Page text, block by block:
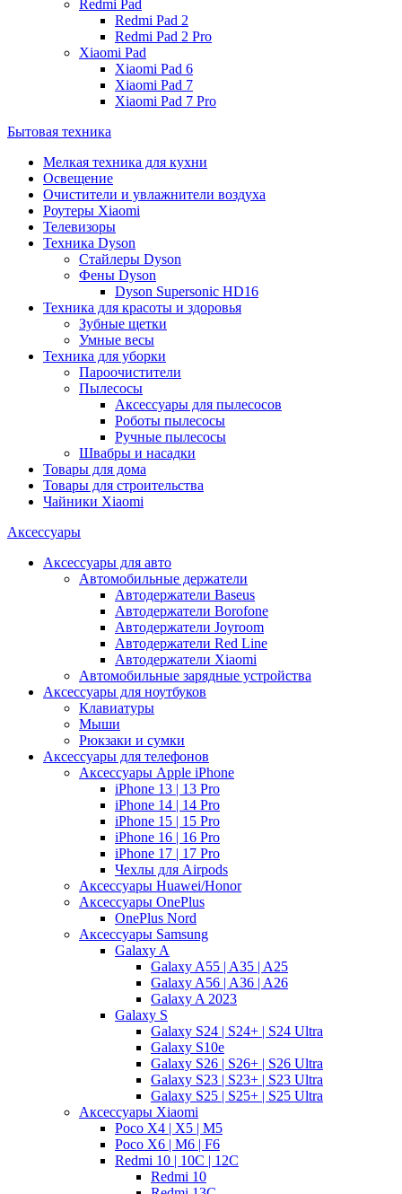
Redmi Pad
Redmi Pad 2
Redmi Pad 2 Pro
Xiaomi Pad
Xiaomi Pad 6
Xiaomi Pad 7
Xiaomi Pad 7 Pro
Бытовая техника
Мелкая техника для кухни
Освещение
Очистители и увлажнители воздуха
Роутеры Xiaomi
Телевизоры
Техника Dyson
Стайлеры Dyson
Фены Dyson
Dyson Supersonic HD16
Техника для красоты и здоровья
Зубные щетки
Умные весы
Техника для уборки
Пароочистители
Пылесосы
Аксессуары для пылесосов
Роботы пылесосы
Ручные пылесосы
Швабры и насадки
Товары для дома
Товары для строительства
Чайники Xiaomi
Аксессуары
Аксессуары для авто
Автомобильные держатели
Автодержатели Baseus
Автодержатели Borofone
Автодержатели Joyroom
Автодержатели Red Line
Автодержатели Xiaomi
Автомобильные зарядные устройства
Аксессуары для ноутбуков
Клавиатуры
Мыши
Рюкзаки и сумки
Аксессуары для телефонов
Аксессуары Apple iPhone
iPhone 13 | 13 Pro
iPhone 14 | 14 Pro
iPhone 15 | 15 Pro
iPhone 16 | 16 Pro
iPhone 17 | 17 Pro
Чехлы для Airpods
Аксессуары Huawei/Honor
Аксессуары OnePlus
OnePlus Nord
Аксессуары Samsung
Galaxy A
Galaxy A55 | A35 | A25
Galaxy A56 | A36 | A26
Galaxy A 2023
Galaxy S
Galaxy S24 | S24+ | S24 Ultra
Galaxy S10e
Galaxy S26 | S26+ | S26 Ultra
Galaxy S23 | S23+ | S23 Ultra
Galaxy S25 | S25+ | S25 Ultra
Аксессуары Xiaomi
Poco X4 | X5 | M5
Poco X6 | M6 | F6
Redmi 10 | 10C | 12C
Redmi 10